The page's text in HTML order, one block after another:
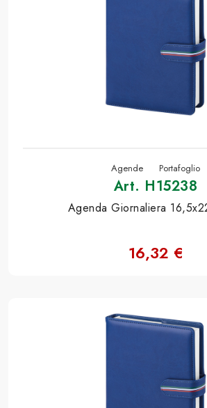
Agende Portafoglio
Art. H15238
Agenda Giornaliera
16,32 €